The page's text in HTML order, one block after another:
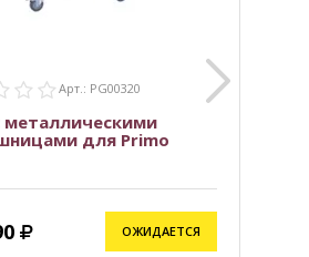
Арт.: PG00320
металлическими
для Primo
ОЖИДАЕТСЯ